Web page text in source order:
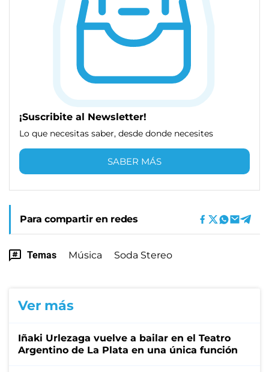
¡Suscribite al Newsletter!
Lo que necesitas saber, desde donde necesites
SABER MÁS
Para compartir en redes
Temas Música Soda Stereo
Ver más
Iñaki Urlezaga vuelve a bailar en el Teatro
Argentino de La Plata en una única función